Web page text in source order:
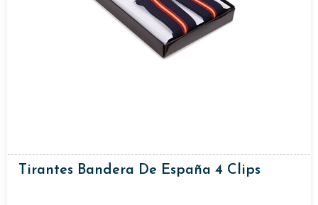
Tirantes Bandera De España 4 Clips